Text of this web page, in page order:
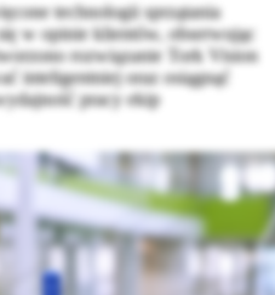
technologii sprzątania
w opinie klientów, obserwując
rozwiązanie Tork Vision
inteligentniej oraz osiągnąć
pracy ekip